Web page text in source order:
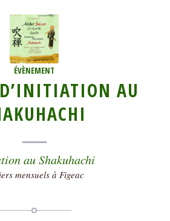
ÉVÈNEMENT
AU
au Shakuhachi
mensuels à Figeac